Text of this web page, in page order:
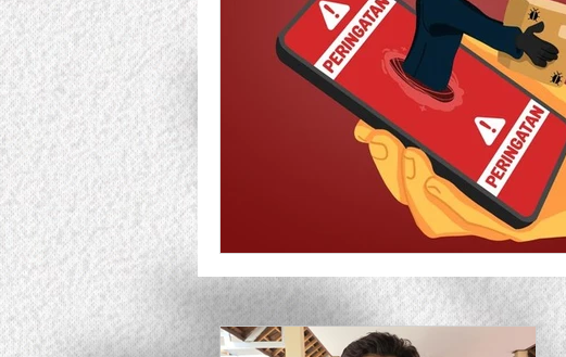
Lesson Learned Pendanaan
Tabloid Post